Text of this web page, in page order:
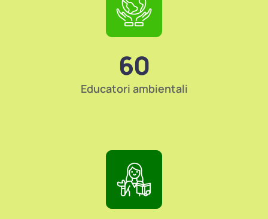
Educatori ambientali
60